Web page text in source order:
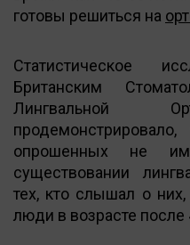
готовы решиться на
Статистическое
Британским
Лингвальной
опрошенных не
существовании
тех, кто слышал о
люди в возрасте после